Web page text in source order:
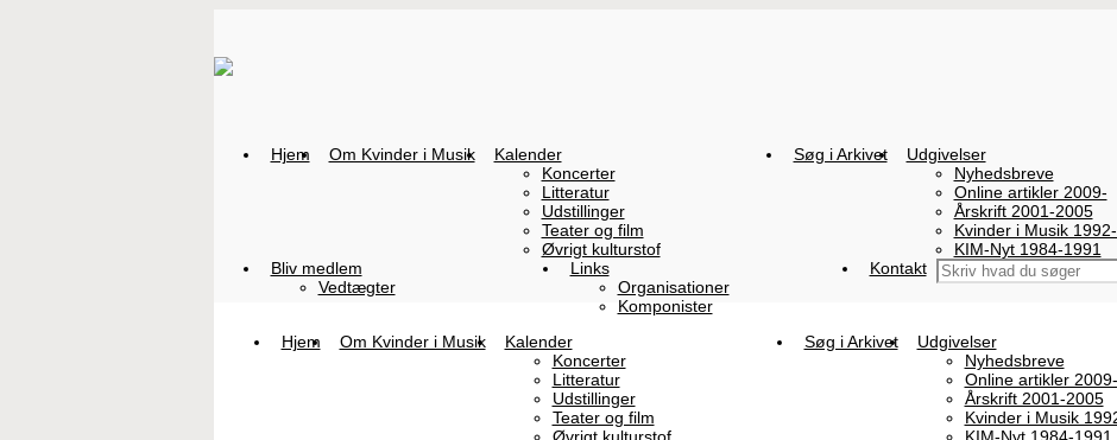
Hjem Om Kvinder i Musik
Kalender
Koncerter
Litteratur
Udstillinger
Teater og film
Øvrigt kulturstof
Søg i Arkivet
Udgivelser
Nyhedsbreve
Online artikler 2009-
Årskrift 2001-2005
Kvinder i Musik
KIM-Nyt 1984-1991
Bliv medlem
Vedtægter
Links
Organisationer
Komponister
Kontakt
Hjem Om Kvinder i Musik
Kalender
Koncerter
Litteratur
Udstillinger
Teater og film
Søg i Arkivet
Udgivelser
Nyhedsbreve
Online artikler 2009-
Årskrift 2001-2005
Kvinder i Musik